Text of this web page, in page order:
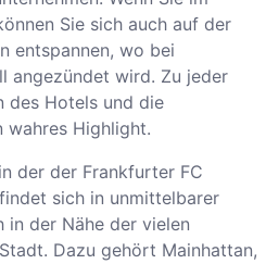
Sie sich auch auf der
entspannen, wo bei
angezündet wird. Zu jeder
des Hotels und die
wahres Highlight.
der der Frankfurter FC
sich in unmittelbarer
in der Nähe der vielen
Dazu gehört Mainhattan,